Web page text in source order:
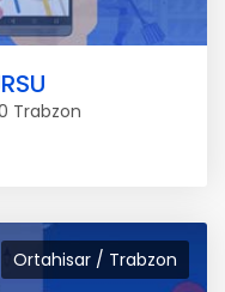
Trabzon
Ortahisar / Trabzon